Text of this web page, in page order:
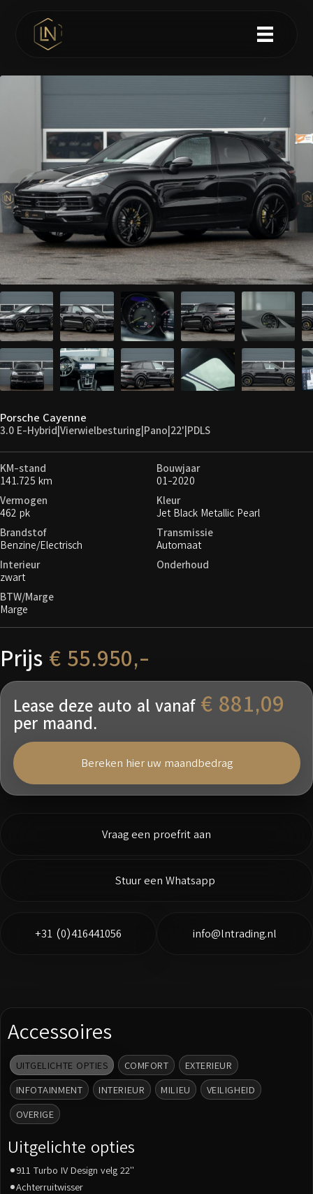
Porsche Cayenne
3.0 E-Hybrid|Vierwielbesturing|Pano|22'|PDLS
KM-stand
141.725 km
Bouwjaar
01-2020
Vermogen
462 pk
Kleur
Jet Black Metallic Pearl
Brandstof
Benzine/Electrisch
Transmissie
Automaat
Interieur
zwart
Onderhoud
BTW/Marge
Marge
Prijs € 55.950,-
Lease deze auto al vanaf € 881,09
per maand.
Bereken hier uw maandbedrag
Vraag een proefrit aan
Stuur een Whatsapp
+31 (0)416441056 info@lntrading.nl
Accessoires
UITGELICHTE OPTIES COMFORT
EXTERIEUR
INFOTAINMENT
INTERIEUR MILIEU
VEILIGHEID
OVERIGE
Uitgelichte opties
911 Turbo IV Design velg 22''
Achterruitwisser